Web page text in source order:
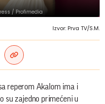
/ Profimedia
Izvor: Prva TV/S.M.
reperom Akalom ima i
su zajedno primećeni u